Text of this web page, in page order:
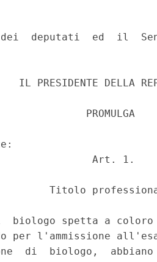
deputati  ed  il
IL PRESIDENTE DELLA
PROMULGA
Art. 1.
Titolo
biologo spetta a
per l'ammissione
di  biologo,